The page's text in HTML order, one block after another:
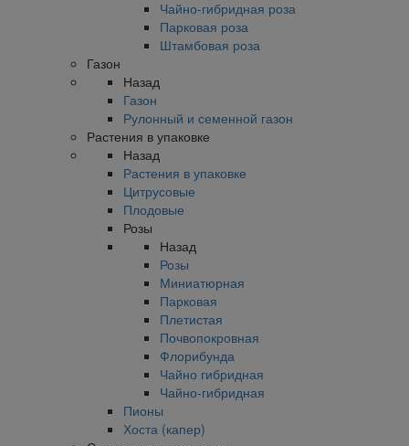
Чайно-гибридная роза
Парковая роза
Штамбовая роза
Газон
Назад
Газон
Рулонный и семенной газон
Растения в упаковке
Назад
Растения в упаковке
Цитрусовые
Плодовые
Розы
Назад
Розы
Миниатюрная
Парковая
Плетистая
Почвопокровная
Флорибунда
Чайно гибридная
Чайно-гибридная
Пионы
Хоста (капер)